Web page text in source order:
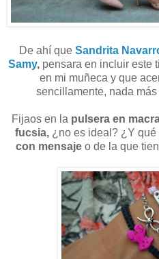
De ahí que Sandrita
Samy,pensara en incluir este
en mi muñeca y que
sencillamente, nada
Fijaos en la pulsera en
fucsia, ¿no es ideal? ¿Y
con mensajeo de la que